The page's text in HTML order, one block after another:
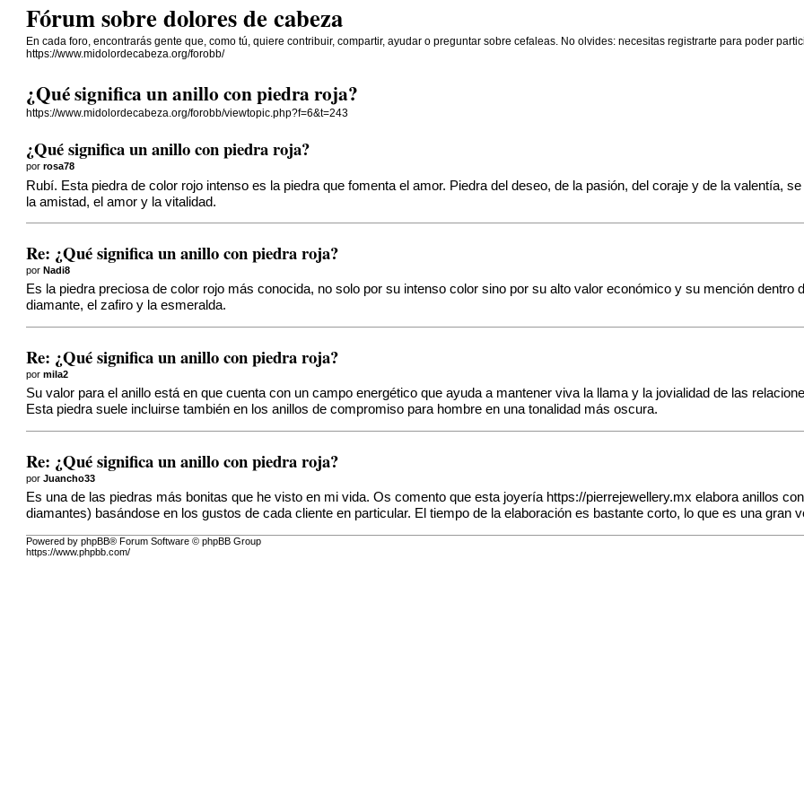
Fórum sobre dolores de cabeza
En cada foro, encontrarás gente que, como tú, quiere contribuir, compartir, ayudar o preguntar sobre cefaleas. No olvides: necesitas registrarte para poder
https://www.midolordecabeza.org/forobb/
¿Qué significa un anillo con piedra roja?
https://www.midolordecabeza.org/forobb/viewtopic.php?f=6&t=243
¿Qué significa un anillo con piedra roja?
porrosa78
Rubí. Esta piedra de color rojo intenso es la piedra que fomenta el amor. Piedra del deseo, de la pasión, del coraje y de la valentía,
la amistad, el amor y la vitalidad.
Re: ¿Qué significa un anillo con piedra roja?
porNadi8
Es la piedra preciosa de color rojo más conocida, no solo por su intenso color sino por su alto valor económico y su mención
diamante, el zafiro y la esmeralda.
Re: ¿Qué significa un anillo con piedra roja?
pormila2
Su valor para el anillo está en que cuenta con un campo energético que ayuda a mantener viva la llama y la jovialidad de las
Esta piedra suele incluirse también en los anillos de compromiso para hombre en una tonalidad más oscura.
Re: ¿Qué significa un anillo con piedra roja?
porJuancho33
Es una de las piedras más bonitas que he visto en mi vida. Os comento que esta joyería https://pierrejewellery.mx elabora anillos
diamantes) basándose en los gustos de cada cliente en particular. El tiempo de la elaboración es bastante corto, lo que es una gran
Powered by phpBB® Forum Software © phpBB Group
https://www.phpbb.com/